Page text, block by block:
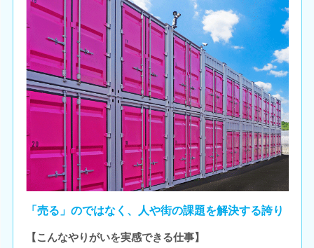
「売る」のではなく、人や街の課題を解決する誇り
【こんなやりがいを実感できる仕事】